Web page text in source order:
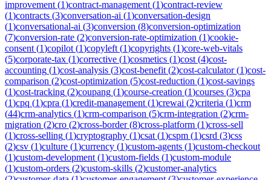
improvement (1)contract-management (1)contract-review
(1)contracts (3)conversation-ai (1)conversation-design
(1)conversational-ai (3)conversion (8)conversion-optimization
(7)conversion-rate (2)conversion-rate-optimization (1)cookie-
consent (1)copilot (1)copyleft (1)copyrights (1)core-web-vitals
(5)corporate-tax (1)corrective (1)cosmetics (1)cost (4)cost-
accounting (1)cost-analysis (3)cost-benefit (2)cost-calculator(1)cost-
comparison (2)cost-optimization (5)cost-reduction (1)cost-savings
(1)cost-tracking (2)coupang (1)course-creation (1)courses (3)cpa
(1)cpq (1)cpra (1)credit-management (1)crewai (2)criteria (1)crm
(44)crm-analytics (1)crm-comparison (5)crm-integration (2)crm-
migration (2)cro (2)cross-border(8)cross-platform (1)cross-sell
(1)cross-selling (1)cryptography (1)csat (1)cspm (1)csrd (3)css
(2)csv (1)culture (1)currency (1)custom-agents (1)custom-checkout
(1)custom-development (1)custom-fields (1)custom-module
(1)custom-orders (2)custom-skills (2)customer-analytics